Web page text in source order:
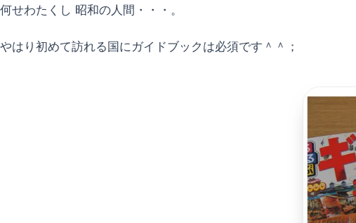
何せわたくし 昭和の人間・・・。
やはり初めて訪れる国にガイドブックは必須です＾＾；